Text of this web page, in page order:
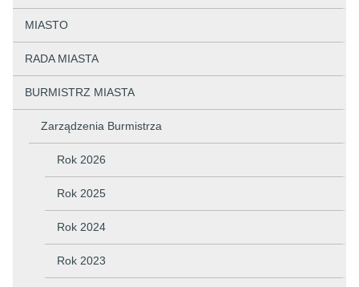
MIASTO
RADA MIASTA
BURMISTRZ MIASTA
Zarządzenia Burmistrza
Rok 2026
Rok 2025
Rok 2024
Rok 2023